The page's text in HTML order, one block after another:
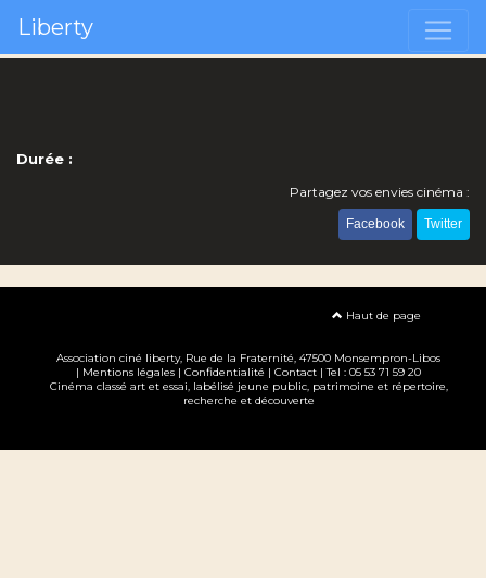
Liberty
Durée :
Partagez vos envies cinéma :
Facebook Twitter
Haut de page
Association ciné liberty, Rue de la Fraternité, 47500 Monsempron-Libos
| Mentions légales | Confidentialité | Contact | Tel : 05 53 71 59 20
Cinéma classé art et essai, labélisé jeune public, patrimoine et répertoire,
recherche et découverte